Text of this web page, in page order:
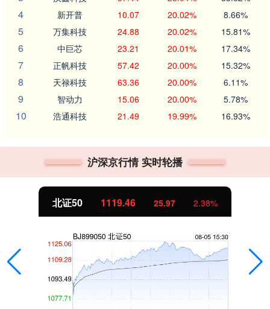
4 新开普 10.07 20.02% 8.66%
5 万集科技 24.88 20.02% 15.81%
6 中巨芯 23.21 20.01% 17.34%
7 正帆科技 57.42 20.00% 15.32%
8 天禄科技 63.36 20.00% 6.11%
9 智动力 15.06 20.00% 5.78%
10 浩通科技 21.49 19.99% 16.93%
沪深京行情 实时轮播
北证50 1119.46 25.97 2.38%